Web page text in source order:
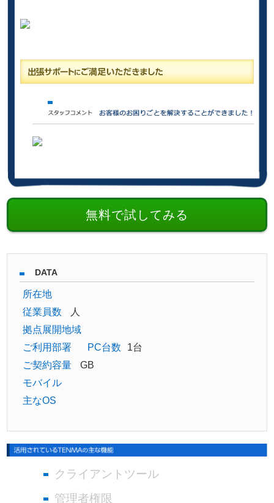
無料で試してみる
DATA
所在地
従業員数
人
拠点展開地域
ご利用部署
PC台数
1台
ご契約容量
GB
モバイル
主なOS
クライアントツール
管理者権限